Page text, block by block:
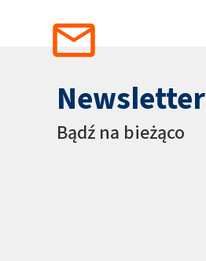
Newsletter
Bądź na bieżąco